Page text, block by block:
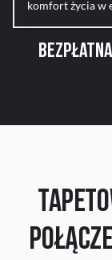
komfort życia w